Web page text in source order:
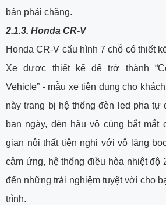
bán phải chăng.
2.1.3. Honda CR-V
Honda CR-V cấu hình 7 chỗ có thiết
Xe được thiết kế để trở thành
Vehicle” - mẫu xe tiện dụng cho
này trang bị hệ thống đèn led pha tự
ban ngày, đèn hậu vô cùng bắt mắt
gian nội thất tiện nghi với vô lăng
cảm ứng, hệ thống điều hòa nhiệt độ
đến những trải nghiệm tuyệt vời cho
trình.